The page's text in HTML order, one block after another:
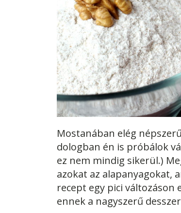
Mostanában elég
dologban én is próbálok
ez nem mindig sikerül.)
azokat az alapanyagokat,
recept egy pici
ennek a nagyszerű